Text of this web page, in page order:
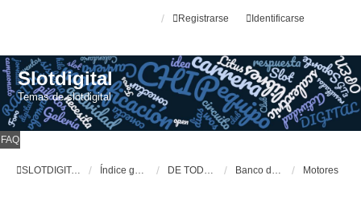
Identificarse
Registrarse
Slotdigital
Temas de slotdigital
FAQ
SLOTDIGITAL Índice general DE TODO UN POCO Banco de Pruebas Motores